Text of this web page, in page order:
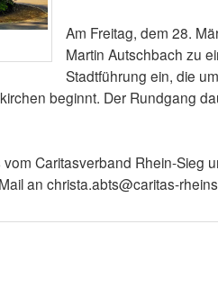
Am Freitag, dem 28.
Martin Autschbach zu
Stadtführung ein, die
beginnt. Der Rundgang
Caritasverband Rhein-Sieg
an christa.abts@caritas-